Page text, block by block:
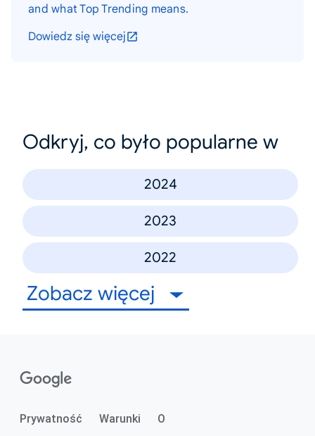
and what Top Trending means.
Dowiedz się więcej
Odkryj, co było popularne w
2024
2023
2022
Zobacz więcej
Prywatność Warunki O